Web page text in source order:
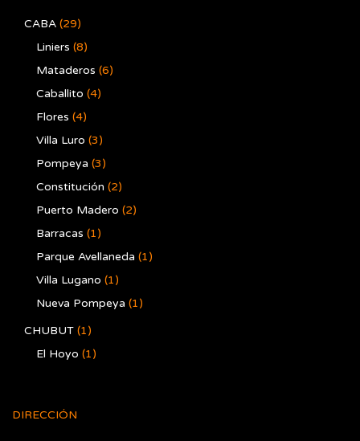
CABA (29)
Liniers (8)
Mataderos (6)
Caballito (4)
Flores (4)
Villa Luro (3)
Pompeya (3)
Constitución (2)
Puerto Madero (2)
Barracas (1)
Parque Avellaneda (1)
Villa Lugano (1)
Nueva Pompeya (1)
CHUBUT (1)
El Hoyo (1)
DIRECCIÓN